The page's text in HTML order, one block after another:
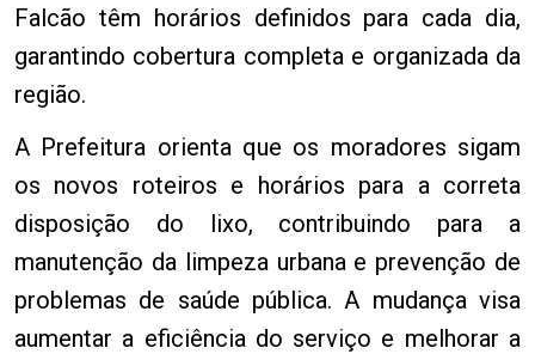
Falcão têm horários definidos para cada dia,
garantindo cobertura completa e organizada da
região.
A Prefeitura orienta que os moradores sigam
os novos roteiros e horários para a correta
disposição do lixo, contribuindo para a
manutenção da limpeza urbana e prevenção de
problemas de saúde pública. A mudança visa
aumentar a eficiência do serviço e melhorar a